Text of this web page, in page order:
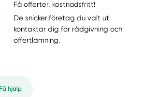
Få offerter, kostnadsfritt!
De snickeriföretag du valt ut
kontaktar dig för rådgivning och
offertlämning.